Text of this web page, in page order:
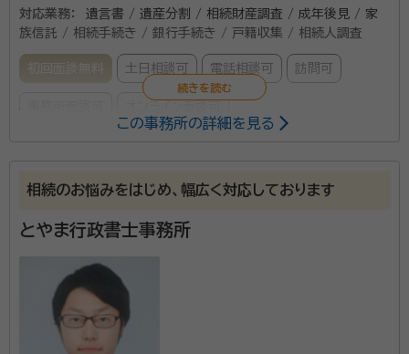
対応業務：
遺言書 / 遺産分割 / 相続財産調査 / 成年後見 / 家
族信託 / 相続手続き / 銀行手続き / 戸籍収集 / 相続人調査
初回面談無料 土日相談可 電話相談可 訪問可
髙田 俊二（たかだ しゅんじ）
行政書士・社会保険労務士・CFP・家
経歴： 早稲田大学法学部にて法律を学び、三井住友銀行（旧住友銀行）で
間にわたり、数えきれないお客様の法務・労務・財務のお手伝いをさせて
頂き、更に後半は、研修会等で後輩の育成に当たってきました。 独立後
は、銀行時代に養われたノウハウを駆使して、常に法務・労務・財務の三つ
の視点からお客様のニーズに取り組んでおります。 現在、メインの業務を
「建設業・宅建業許可」、「遺言・後見人・家族信託を使った認知症・相続対
策」、「不動産運用のアドバイス」として、得意分野でのお手伝いに注力して
思い通りの相続対策が描けていますか？ 認知症にな
ってからでは、相続対策は限られてきます。 「そうは
言っても、相続対策って何から手を付けていいのか・・・」
この事務所の詳細を見る
相続のお悩みをはじめ、幅広く対応しております
とやま行政書士事務所